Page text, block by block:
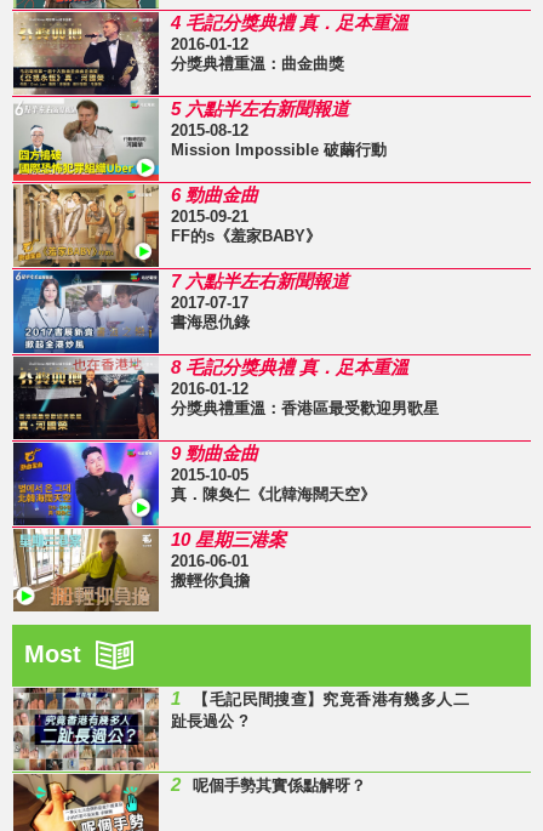
4 毛記分獎典禮 真．足本重溫
2016-01-12
分獎典禮重溫：曲金曲獎
5 六點半左右新聞報道
2015-08-12
Mission Impossible 破繭行動
6 勁曲金曲
2015-09-21
FF的s《羞家BABY》
7 六點半左右新聞報道
2017-07-17
書海恩仇錄
8 毛記分獎典禮 真．足本重溫
2016-01-12
分獎典禮重溫：香港區最受歡迎男歌星
9 勁曲金曲
2015-10-05
真．陳奐仁《北韓海闊天空》
10 星期三港案
2016-06-01
搬輕你負擔
Most
1
【毛記民間搜查】究竟香港有幾多人二
趾長過公 ?
2 呢個手勢其實係點解呀？